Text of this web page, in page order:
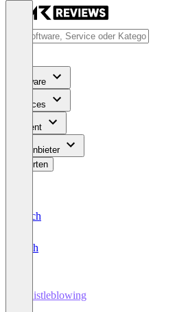
Software
Services
Content
Für Anbieter
Bewerten
Deutsch
English
Whistleblowing